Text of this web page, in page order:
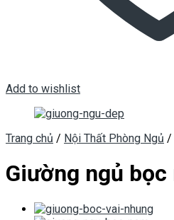
Add to wishlist
Trang chủ / Nội Thất Phòng Ngủ /
Giường ngủ bọc